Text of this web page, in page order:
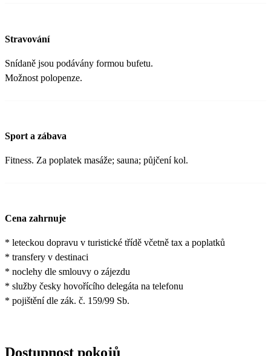
Stravování
Snídaně jsou podávány formou bufetu.
Možnost polopenze.
Sport a zábava
Fitness. Za poplatek masáže; sauna; půjčení kol.
Cena zahrnuje
* leteckou dopravu v turistické třídě včetně tax a poplatků
* transfery v destinaci
* noclehy dle smlouvy o zájezdu
* služby česky hovořícího delegáta na telefonu
* pojištění dle zák. č. 159/99 Sb.
Dostupnost pokojů